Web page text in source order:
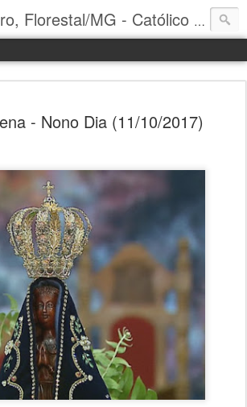
Caê Texugueiro, Florestal/MG - Católico Praticante
- Nono Dia (11/10/2017)